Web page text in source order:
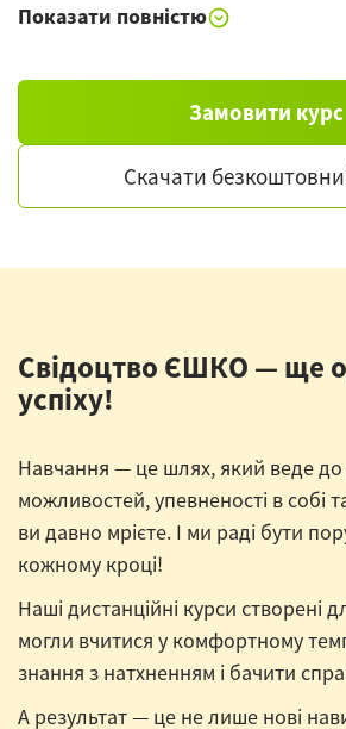
продажу.
Показати повністю
Замовити курс
Скачати
Свідоцтво ЄШКО — ще
успіху!
Навчання — це шлях, який веде
можливостей, упевненості в собі
ви давно мрієте. І ми раді бути
кожному кроці!
Наші дистанційні курси створені
могли вчитися у комфортному
знання з натхненням і бачити
А результат — це не лише нові